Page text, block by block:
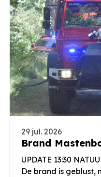
29 jul. 2026
Brand
UPDATE 13:30
De brand is geblust,